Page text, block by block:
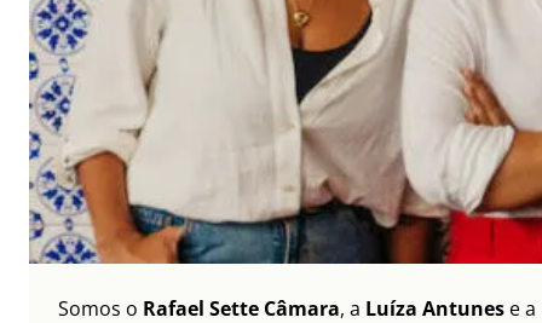
Somos o Rafael Sette Câmara, a Luíza Antunes e a